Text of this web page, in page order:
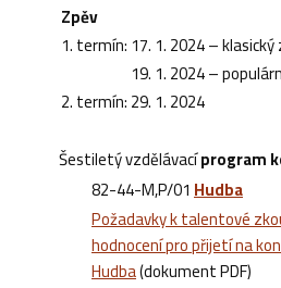
Zpěv
1. termín: 17. 1. 2024 –
19. 1. 2024 –
2. termín:29. 1. 2024
Šestiletý vzdělávacíprogram
82-44-M,P/01Hudba
Požadavky k talentové
hodnocení pro přijetí na
Hudba(dokument PDF)